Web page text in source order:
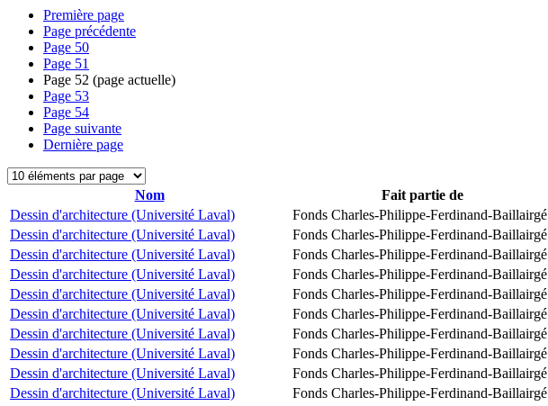
Première page
Page précédente
Page 50
Page 51
Page 52 (page actuelle)
Page 53
Page 54
Page suivante
Dernière page
Nom Fait partie de
Dessin d'architecture (Université Laval)
Fonds Charles-Philippe-Ferdinand-Baillairgé
Dessin d'architecture (Université Laval)
Fonds Charles-Philippe-Ferdinand-Baillairgé
Dessin d'architecture (Université Laval)
Fonds Charles-Philippe-Ferdinand-Baillairgé
Dessin d'architecture (Université Laval)
Fonds Charles-Philippe-Ferdinand-Baillairgé
Dessin d'architecture (Université Laval)
Fonds Charles-Philippe-Ferdinand-Baillairgé
Dessin d'architecture (Université Laval)
Fonds Charles-Philippe-Ferdinand-Baillairgé
Dessin d'architecture (Université Laval)
Fonds Charles-Philippe-Ferdinand-Baillairgé
Dessin d'architecture (Université Laval)
Fonds Charles-Philippe-Ferdinand-Baillairgé
Dessin d'architecture (Université Laval)
Fonds Charles-Philippe-Ferdinand-Baillairgé
Dessin d'architecture (Université Laval)
Fonds Charles-Philippe-Ferdinand-Baillairgé